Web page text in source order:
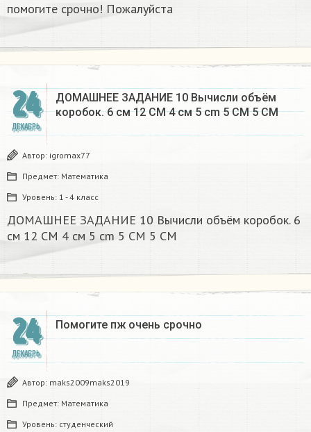
помогите срочно! Пожалуйста
24
ДЕКАБРЬ
ДОМАШНЕЕ ЗАДАНИЕ 10 Вычисли объём
коробок. 6 см 12 CM 4 см 5 cm 5 CM 5 CM​
Автор: igromax77
Предмет: Математика
Уровень: 1 - 4 класс
ДОМАШНЕЕ ЗАДАНИЕ 10 Вычисли объём коробок. 6
см 12 CM 4 см 5 cm 5 CM 5 CM​
24
ДЕКАБРЬ
Помогите пж очень срочно​
Автор: maks2009maks2019
Предмет: Математика
Уровень: студенческий